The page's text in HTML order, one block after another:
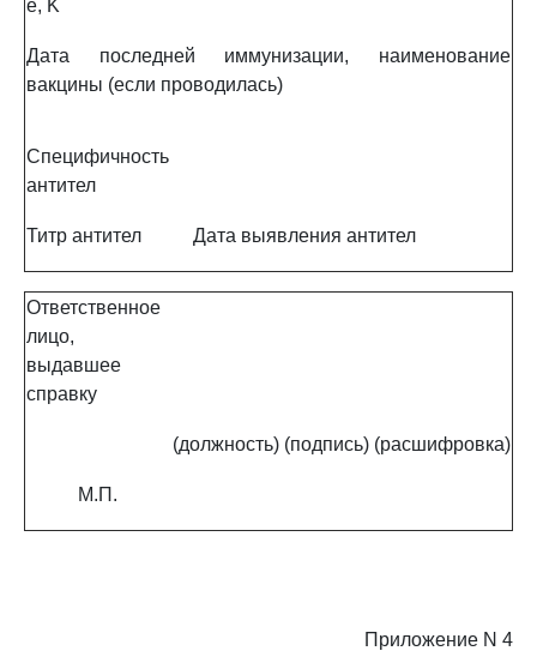
e, K
Дата последней иммунизации, наименование
вакцины (если проводилась)
Специфичность
антител
Титр антител Дата выявления антител
Ответственное
лицо,
выдавшее
справку
(должность) (подпись) (расшифровка)
М.П.
Приложение N 4